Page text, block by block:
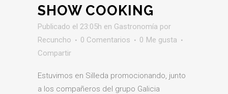
SHOW COOKING
Publicado el 23:05h en Gastronomía por
Recuncho
0 Comentarios 0 Me gusta
Compartir
Estuvimos en Silleda promocionando, junto
a los compañeros del grupo Galicia